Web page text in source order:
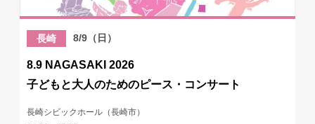
長崎 8/9（日）
8.9 NAGASAKI 2026
子どもと大人のためのピース・コンサート
長崎シビックホール（長崎市）